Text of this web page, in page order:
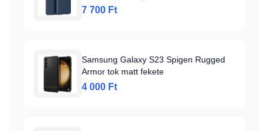
7 700 Ft
Samsung Galaxy S23 Spigen Rugged
Armor tok matt fekete
4 000 Ft